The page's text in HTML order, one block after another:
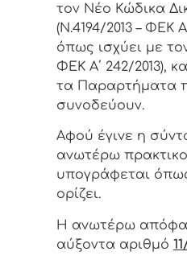
τον Νέο Κώδικα
(Ν.4194/2013 – ΦΕΚ
όπως ισχύει με
ΦΕΚ Α΄ 242/2013),
τα Παραρτήματα
συνοδεύουν.
Αφoύ έγιvε η
αvωτέρω
υπoγράφεται
oρίζει.
Η αvωτέρω
αύξοντα αριθμό